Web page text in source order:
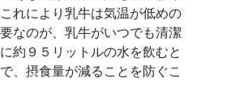
れにより乳牛は気温が低めの
なのが、乳牛がいつでも清潔
約９５リットルの水を飲むと
、摂食量が減ることを防ぐこ